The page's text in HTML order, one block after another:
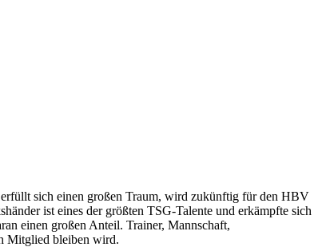
sich einen großen Traum, wird zukünftig für den HBV
ist eines der größten TSG-Talente und erkämpfte sich
einen großen Anteil. Trainer, Mannschaft,
Mitglied bleiben wird.